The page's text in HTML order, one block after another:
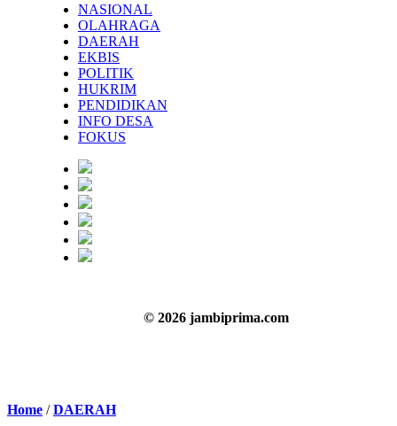
NASIONAL
OLAHRAGA
DAERAH
EKBIS
POLITIK
HUKRIM
PENDIDIKAN
INFO DESA
FOKUS
© 2026 jambiprima.com
Home /DAERAH